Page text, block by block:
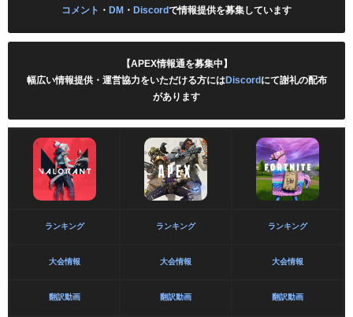
コメント ・ DM ・ Discordで情報提供を募集しています
【APEX情報通を募集中】
幅広い情報提供・運営協力をいただける方にはDiscordにて謝礼の配布
があります
ランキング ランキング ランキング
大会情報 大会情報 大会情報
翻訳動画 翻訳動画 翻訳動画